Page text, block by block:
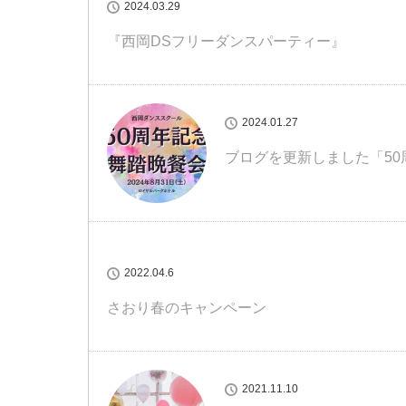
2024.03.29
『西岡DSフリーダンスパーティー』
2024.01.27
ブログを更新しました「50
2022.04.6
さおり春のキャンペーン
2021.11.10